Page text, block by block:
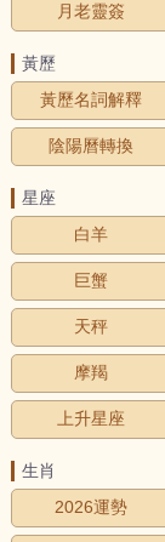
月老靈簽
黃歷
黃歷名詞解釋
陰陽曆轉換
星座
白羊
巨蟹
天秤
摩羯
上升星座
生肖
2026運勢